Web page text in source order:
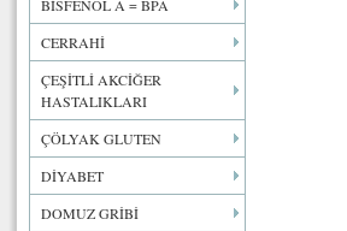
BİSFENOL A = BPA
CERRAHİ
ÇEŞİTLİ AKCİĞER
HASTALIKLARI
ÇÖLYAK GLUTEN
DİYABET
DOMUZ GRİBİ